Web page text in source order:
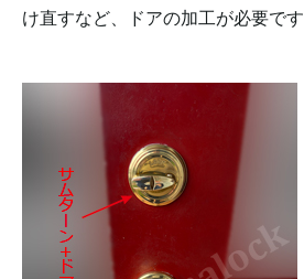
け直すなど、ドアの加工が必要です